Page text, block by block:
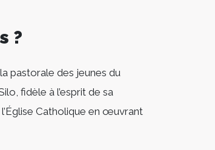
?
pastorale des jeunes du
fidèle à l’esprit de sa
Catholique en œuvrant